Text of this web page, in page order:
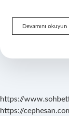
Devamını okuyun
https://
https://